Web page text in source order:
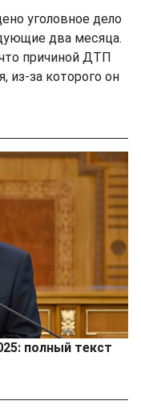
уголовное дело
два месяца.
причиной ДТП
из-за которого он
полный текст